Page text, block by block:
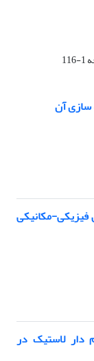
سازی آن
مکانیکی
دار لاستیک در